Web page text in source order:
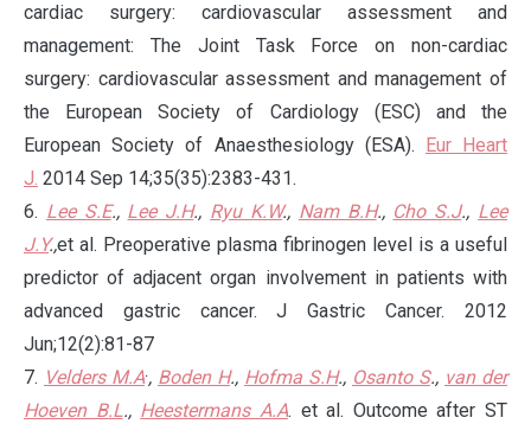
cardiac surgery: cardiovascular assessment and
management: The Joint Task Force on non-cardiac
surgery: cardiovascular assessment and management of
the European Society of Cardiology (ESC) and the
European Society of Anaesthesiology (ESA).
Eur Heart
J. 2014 Sep 14;35(35):2383-431.
6. Lee S.E., Lee J.H., Ryu K.W., Nam B.H., Cho S.J., Lee
J.Y.,et al. Preoperative plasma fibrinogen level is a useful
predictor of adjacent organ involvement in patients with
advanced gastric cancer. J Gastric Cancer. 2012
Jun;12(2):81-87
7. Velders M.A., Boden H., Hofma S.H., Osanto S., van der
Hoeven B.L., Heestermans A.A. еt al. Outcome after ST